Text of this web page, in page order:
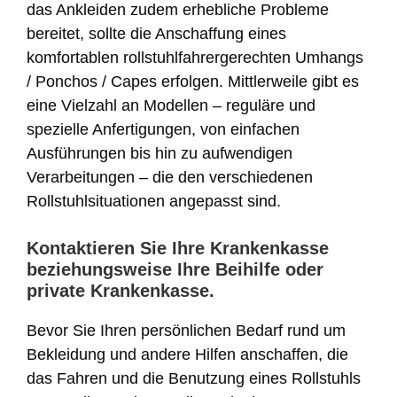
das Ankleiden zudem erhebliche Probleme
bereitet, sollte die Anschaffung eines
komfortablen rollstuhlfahrergerechten Umhangs
/ Ponchos / Capes erfolgen. Mittlerweile gibt es
eine Vielzahl an Modellen – reguläre und
spezielle Anfertigungen, von einfachen
Ausführungen bis hin zu aufwendigen
Verarbeitungen – die den verschiedenen
Rollstuhlsituationen angepasst sind.
Kontaktieren Sie Ihre Krankenkasse
beziehungsweise Ihre Beihilfe oder
private Krankenkasse.
Bevor Sie Ihren persönlichen Bedarf rund um
Bekleidung und andere Hilfen anschaffen, die
das Fahren und die Benutzung eines Rollstuhls